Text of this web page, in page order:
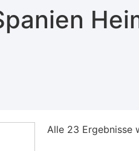
Alle 23 Ergebnisse